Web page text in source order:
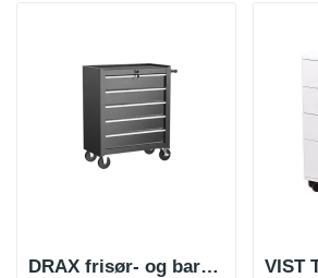
DRAX frisør- og barbershopvogn